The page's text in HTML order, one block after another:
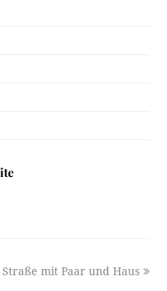
next
Straße mit Paar und Haus